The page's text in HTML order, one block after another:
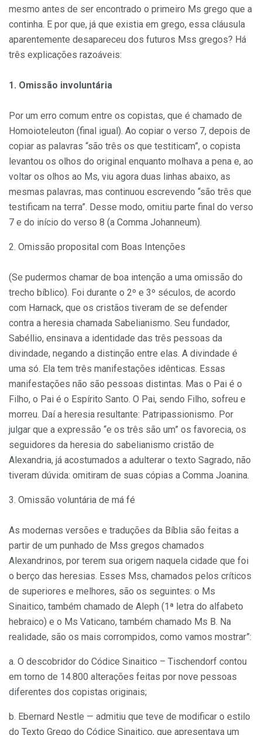
mesmo antes de ser encontrado o pri­meiro Ms grego que a
continha. E por que, já que existia em grego, essa cláusula
aparentemente desa­pareceu dos futuros Mss gregos? Há
três explicações razoáveis:
1. Omissão involuntária
Por um erro comum entre os copistas, que é chamado de
Homoioteleuton (final igual). Ao copiar o verso 7, depois de
copiar as palavras “são três os que testiticam”, o copista
levantou os olhos do original enquanto molhava a pena e, ao
voltar os olhos ao Ms, viu agora duas linhas abaixo, as
mesmas palavras, mas continuou escrevendo “são três que
testificam na terra”. Desse modo, omitiu parte final do verso
7 e do início do verso 8 (a Comma Johanneum).
2. Omissão proposital com Boas Intenções
(Se pudermos chamar de boa intenção a uma omis­são do
trecho bíblico). Foi durante o 2º e 3º séculos, de acordo
com Harnack, que os cristãos tiveram de se defender
contra a heresia chamada Sabelianismo. Seu fundador,
Sabéllio, ensinava a identidade das três pes­soas da
divindade, negando a distinção entre elas. A divindade é
uma só. Ela tem três manifestações idên­ticas. Essas
manifestações não são pessoas distintas. Mas o Pai é o
Filho, o Pai é o Espírito Santo. O Pai, sendo Filho, sofreu e
morreu. Daí a heresia resultan­te: Patripassionismo. Por
julgar que a expressão “e os três são um” os favorecia, os
seguidores da heresia do sabelianismo cristão de
Alexandria, já acostuma­dos a adulterar o texto Sagrado, não
tiveram dúvida: omitiram de suas cópias a Comma Joanina.
3. Omissão voluntária de má fé
As modernas versões e traduções da Bíblia são fei­tas a
partir de um punhado de Mss gregos chamados
Alexandrinos, por terem sua origem naquela cidade que foi
o berço das heresias. Esses Mss, chamados pelos críticos
de superiores e melhores, são os seguin­tes: o Ms
Sinaitico, também chamado de Aleph (1ª letra do alfabeto
hebraico) e o Ms Vaticano, também chamado Ms B. Na
realidade, são os mais corrompi­dos, como vamos mostrar”:
a. O descobridor do Códice Sinaitico – Tischendorf contou
em torno de 14.800 alterações feitas por nove pessoas
diferentes dos copistas originais;
b. Ebernard Nestle — admitiu que teve de modificar o estilo
do Texto Grego do Códice Sinaitico, que apre­sentava um